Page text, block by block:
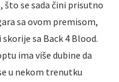
što se sada čini prisutno
sa ovom premisom,
sa Back 4 Blood.
ima više dubine da
u nekom trenutku